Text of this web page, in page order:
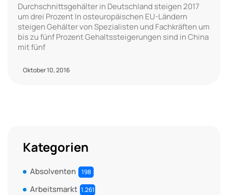
Durchschnittsgehälter in Deutschland steigen 2017
um drei Prozent In osteuropäischen EU-Ländern
steigen Gehälter von Spezialisten und Fachkräften um
bis zu fünf Prozent Gehaltssteigerungen sind in China
mit fünf
Oktober 10, 2016
Kategorien
Absolventen 198
Arbeitsmarkt 1.261